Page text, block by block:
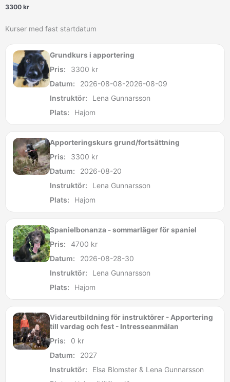
3300 kr
Kurser med fast startdatum
Grundkurs i apportering
Pris: 3300 kr
Datum:
2026-08-08-2026-08-09
Instruktör:
Lena Gunnarsson
Plats:
Hajom
Apporteringskurs grund/fortsättning
Pris: 3300 kr
Datum:
2026-08-20
Instruktör:
Lena Gunnarsson
Plats:
Hajom
Spanielbonanza - sommarläger för spaniel
Pris: 4700 kr
Datum:
2026-08-28-30
Instruktör:
Lena Gunnarsson
Plats:
Hajom
Vidareutbildning för instruktörer - Apportering
till vardag och fest - Intresseanmälan
Pris: 0 kr
Datum:
2027
Instruktör:
Elsa Blomster & Lena Gunnarsson